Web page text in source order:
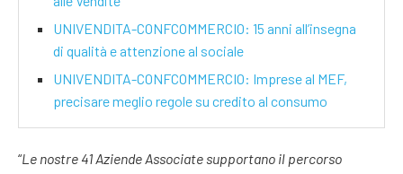
UNIVENDITA-CONFCOMMERCIO: 15 anni all’insegna
di qualità e attenzione al sociale
UNIVENDITA-CONFCOMMERCIO: Imprese al MEF,
precisare meglio regole su credito al consumo
“Le nostre 41 Aziende Associate supportano il percorso